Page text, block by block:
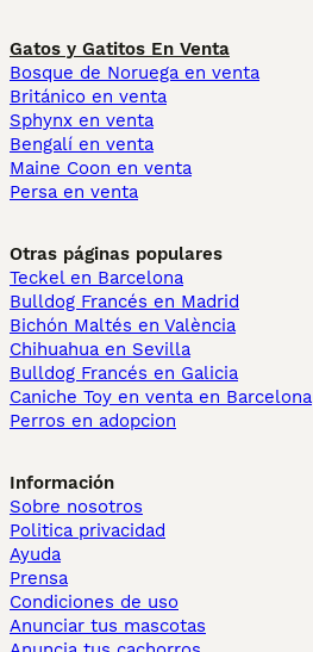
Gatos y Gatitos En Venta
Bosque de Noruega en venta
Británico en venta
Sphynx en venta
Bengalí en venta
Maine Coon en venta
Persa en venta
Otras páginas populares
Teckel en Barcelona
Bulldog Francés en Madrid
Bichón Maltés en València
Chihuahua en Sevilla
Bulldog Francés en Galicia
Caniche Toy en venta en Barcelona
Perros en adopcion
Información
Sobre nosotros
Politica privacidad
Ayuda
Prensa
Condiciones de uso
Anunciar tus mascotas